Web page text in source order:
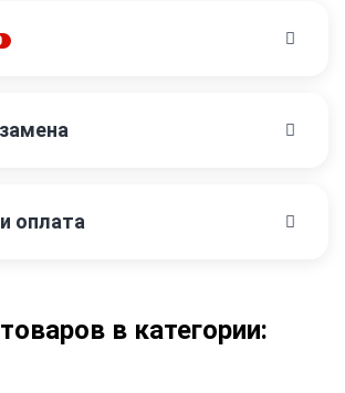
оплата
в категории: